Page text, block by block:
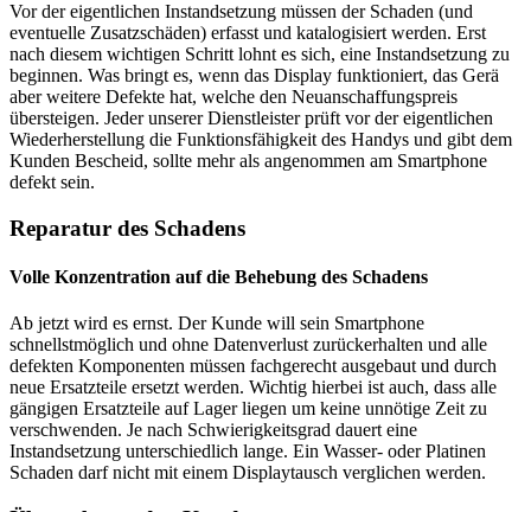
Vor der eigentlichen Instandsetzung müssen der Schaden (und
eventuelle Zusatzschäden) erfasst und katalogisiert werden. Erst
nach diesem wichtigen Schritt lohnt es sich, eine Instandsetzung zu
beginnen. Was bringt es, wenn das Display funktioniert, das Gerä
aber weitere Defekte hat, welche den Neuanschaffungspreis
übersteigen. Jeder unserer Dienstleister prüft vor der eigentlichen
Wiederherstellung die Funktionsfähigkeit des Handys und gibt dem
Kunden Bescheid, sollte mehr als angenommen am Smartphone
defekt sein.
Reparatur des Schadens
Volle Konzentration auf die Behebung des Schadens
Ab jetzt wird es ernst. Der Kunde will sein Smartphone
schnellstmöglich und ohne Datenverlust zurückerhalten und alle
defekten Komponenten müssen fachgerecht ausgebaut und durch
neue Ersatzteile ersetzt werden. Wichtig hierbei ist auch, dass alle
gängigen Ersatzteile auf Lager liegen um keine unnötige Zeit zu
verschwenden. Je nach Schwierigkeitsgrad dauert eine
Instandsetzung unterschiedlich lange. Ein Wasser- oder Platinen
Schaden darf nicht mit einem Displaytausch verglichen werden.